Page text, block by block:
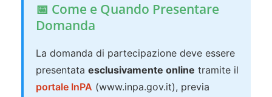
📅 Come e Quando Presentare
Domanda
La domanda di partecipazione deve essere
presentata esclusivamente online tramite il
portale InPA (www.inpa.gov.it), previa